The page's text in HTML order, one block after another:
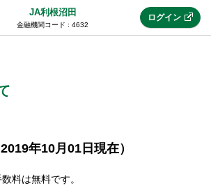
JA利根沼田
金融機関コード : 4632
(法人JAネットバンク)
ログイン
年10月01日現在）
料は無料です。